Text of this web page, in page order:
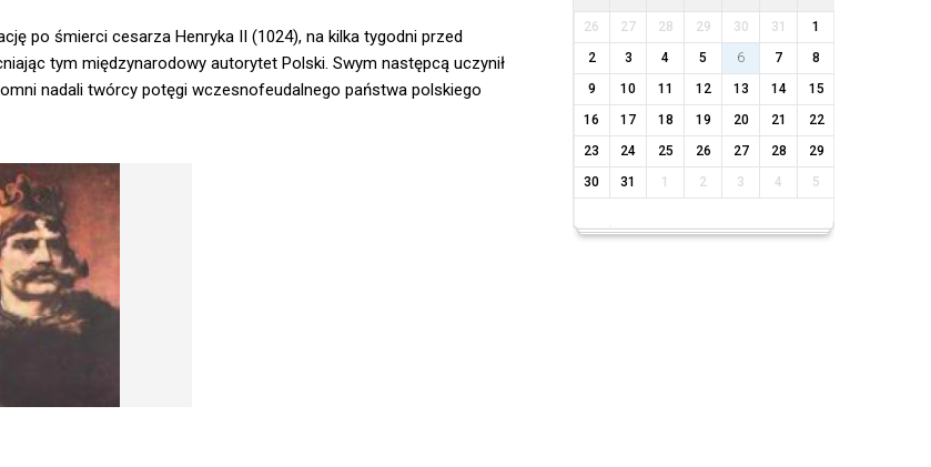
po śmierci cesarza Henryka II (1024), na kilka tygodni przed
tym międzynarodowy autorytet Polski. Swym następcą uczynił
nadali twórcy potęgi wczesnofeudalnego państwa polskiego
26 27 28 29 30 31
1
2
3 4 5 6 7
8
9
10 11 12 13 14
15
16
17 18 19 20 21
22
23
24 25 26 27 28
29
30
31 1 2 3 4 5